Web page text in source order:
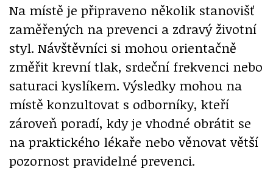
Na místě je připraveno několik stanovišť
zaměřených na prevenci a zdravý životní
styl. Návštěvníci si mohou orientačně
změřit krevní tlak, srdeční frekvenci nebo
saturaci kyslíkem. Výsledky mohou na
místě konzultovat s odborníky, kteří
zároveň poradí, kdy je vhodné obrátit se
na praktického lékaře nebo věnovat větší
pozornost pravidelné prevenci.